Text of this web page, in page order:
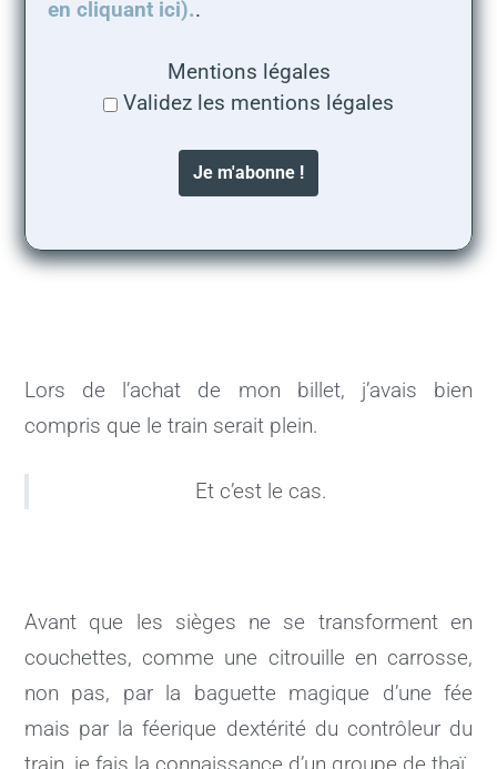
en cliquant ici)..
Mentions légales
Validez les mentions légales
Lors de l’achat de mon billet, j’avais bien
compris que le train serait plein.
Et c’est le cas.
Avant que les sièges ne se transforment en
couchettes, comme une citrouille en carrosse,
non pas, par la baguette magique d’une fée
mais par la féerique dextérité du contrôleur du